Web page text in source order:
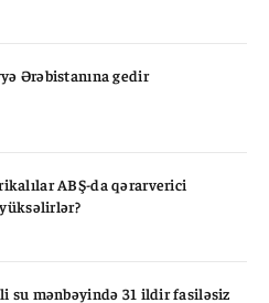
Ərəbistanına gedir
ABŞ-da qərarverici
su mənbəyində 31 ildir fasiləsiz